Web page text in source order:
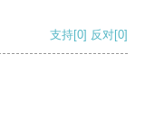
支持[0] 反对[0]